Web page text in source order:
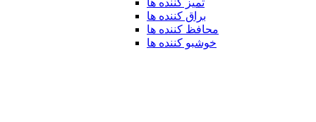
براق کننده ها
محافظ کننده ها
خوشبو کننده ها